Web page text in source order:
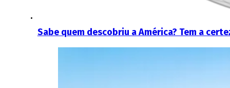
Sabe quem descobriu a América? Tem a